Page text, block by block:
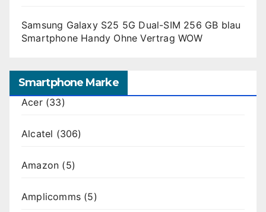
Samsung Galaxy S25 5G Dual-SIM 256 GB blau
Smartphone Handy Ohne Vertrag WOW
Smartphone Marke
Acer(33)
Alcatel (306)
Amazon (5)
Amplicomms (5)